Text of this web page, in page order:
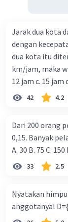
Jarak dua kota
dengan
dua kota itu
km/jam, maka
42 4.2
Dari 200 orang
0,15. Banyak
A. 30 B. 75 C. 150
33 2.5
Nyatakan
anggotanyal